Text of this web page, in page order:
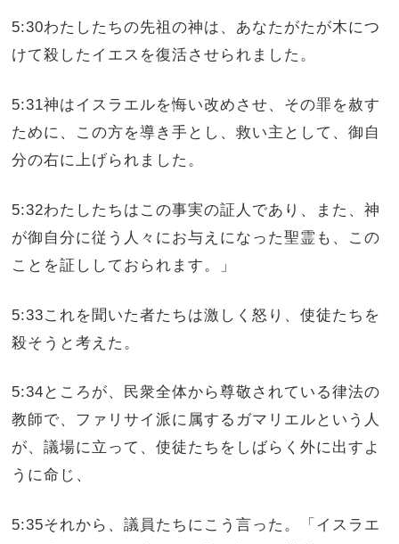
5:30わたしたちの先祖の神は、あなたがたが木につ
けて殺したイエスを復活させられました。
5:31神はイスラエルを悔い改めさせ、その罪を赦す
ために、この方を導き手とし、救い主として、御自
分の右に上げられました。
5:32わたしたちはこの事実の証人であり、また、神
が御自分に従う人々にお与えになった聖霊も、この
ことを証ししておられます。」
5:33これを聞いた者たちは激しく怒り、使徒たちを
殺そうと考えた。
5:34ところが、民衆全体から尊敬されている律法の
教師で、ファリサイ派に属するガマリエルという人
が、議場に立って、使徒たちをしばらく外に出すよ
うに命じ、
5:35それから、議員たちにこう言った。「イスラエ